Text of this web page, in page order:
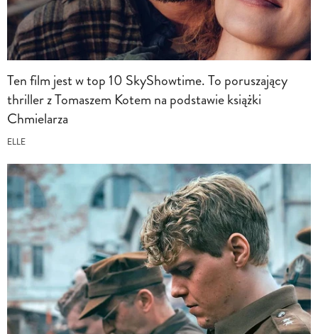
Ten film jest w top 10 SkyShowtime. To poruszający
thriller z Tomaszem Kotem na podstawie książki
Chmielarza
ELLE